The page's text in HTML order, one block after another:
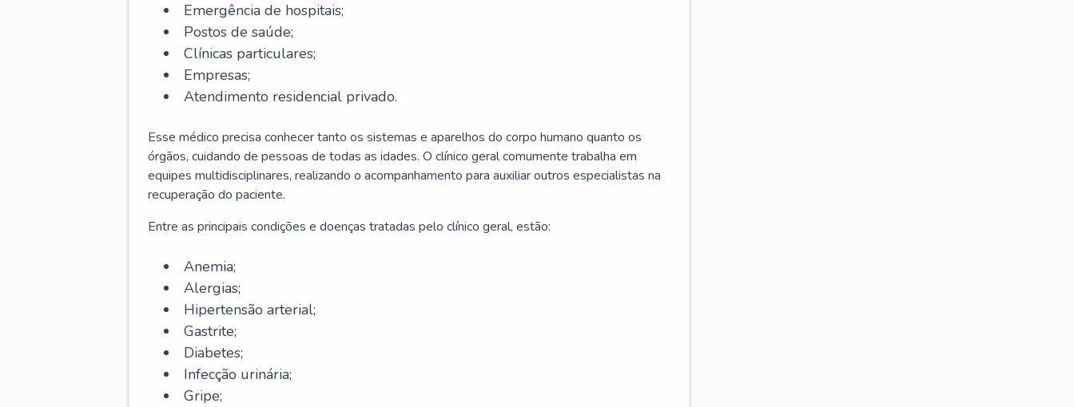
Emergência de hospitais;
Postos de saúde;
Clínicas particulares;
Empresas;
Atendimento residencial privado.
Esse médico precisa conhecer tanto os sistemas e aparelhos do corpo humano quanto os
órgãos, cuidando de pessoas de todas as idades. O clínico geral comumente trabalha em
equipes multidisciplinares, realizando o acompanhamento para auxiliar outros especialistas na
recuperação do paciente.
Entre as principais condições e doenças tratadas pelo clínico geral, estão:
Anemia;
Alergias;
Hipertensão arterial;
Gastrite;
Diabetes;
Infecção urinária;
Gripe;